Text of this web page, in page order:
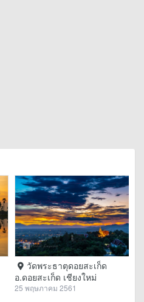
วัดพระธาตุดอยสะเก็ด
อ.ดอยสะเก็ด เชียงใหม่
25 พฤษภาคม 2561